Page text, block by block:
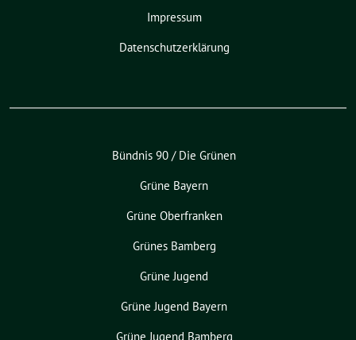
Impressum
Datenschutzerklärung
Bündnis 90 / Die Grünen
Grüne Bayern
Grüne Oberfranken
Grünes Bamberg
Grüne Jugend
Grüne Jugend Bayern
Grüne Jugend Bamberg